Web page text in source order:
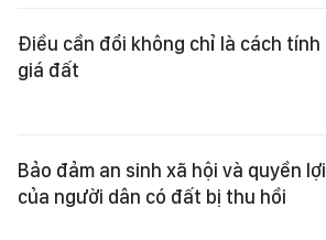
Điều cần đổi không chỉ là cách tính
giá đất
Bảo đảm an sinh xã hội và quyền lợi
của người dân có đất bị thu hồi